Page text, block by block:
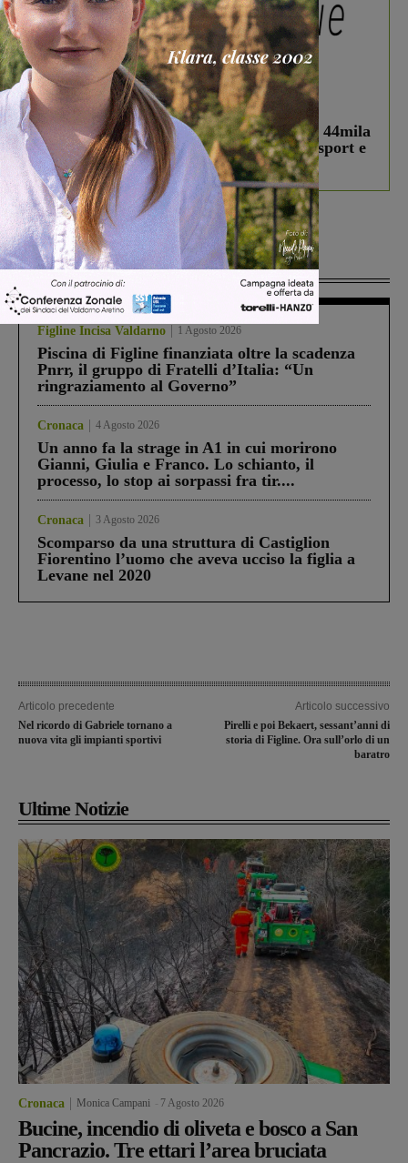
In vetrina 3 Agosto 2026
Estra Notizie agosto: Smart Cities, oltre 44mila
studenti coinvolti, torna il bando per lo sport e
debutta il podcast Estrair
Più lette
Figline Incisa Valdarno 1 Agosto 2026
Piscina di Figline finanziata oltre la scadenza
Pnrr, il gruppo di Fratelli d’Italia: “Un
ringraziamento al Governo”
Cronaca 4 Agosto 2026
Un anno fa la strage in A1 in cui morirono
Gianni, Giulia e Franco. Lo schianto, il
processo, lo stop ai sorpassi fra tir....
Cronaca 3 Agosto 2026
Scomparso da una struttura di Castiglion
Fiorentino l’uomo che aveva ucciso la figlia a
Levane nel 2020
Articolo precedente
Nel ricordo di Gabriele tornano a
nuova vita gli impianti sportivi
Articolo successivo
Pirelli e poi Bekaert, sessant’anni di
storia di Figline. Ora sull’orlo di un
baratro
Ultime Notizie
Cronaca Monica Campani 7 Agosto 2026
Bucine, incendio di oliveta e bosco a San
Pancrazio. Tre ettari l’area bruciata